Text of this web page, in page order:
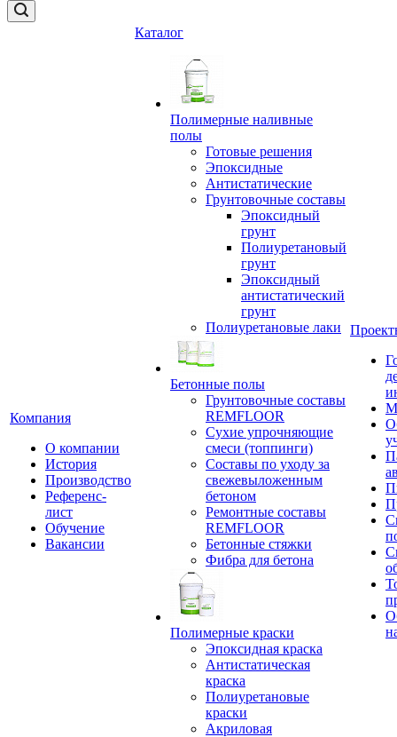
Компания
О компании
История
Производство
Референс-
лист
Обучение
Вакансии
Каталог
Полимерные наливные
полы
Готовые решения
Эпоксидные
Антистатические
Грунтовочные составы
Эпоксидный
грунт
Полиуретановый
грунт
Эпоксидный
антистатический
грунт
Полиуретановые лаки
Бетонные полы
Грунтовочные составы
REMFLOOR
Сухие упрочняющие
смеси (топпинги)
Составы по уходу за
свежевыложенным
бетоном
Ремонтные составы
REMFLOOR
Бетонные стяжки
Фибра для бетона
Полимерные краски
Эпоксидная краска
Антистатическая
краска
Полиуретановые
краски
Акриловая